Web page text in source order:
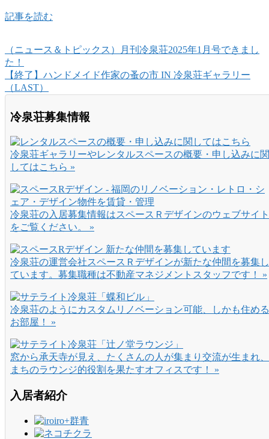
記事を読む
（ニュース＆トピックス）月刊冷泉荘2025年1月号できまし
た！
【終了】ハンドメイド作家の蚤の市 IN 冷泉荘ギャラリー
（LAST）
冷泉荘募集情報
冷泉荘ギャラリーやレンタルスペースの概要・申し込みに関
してはこちら »
冷泉荘の入居募集情報はスペースＲデザインのウェブサイト
をご覧ください。 »
冷泉荘の運営会社スペースＲデザインが新たな仲間を募集し
ています。募集職種は不動産マネジメントスタッフです！ »
冷泉荘のようにカスタムリノベーション可能、しかも住める
お部屋！ »
窓から承天寺が見え、たくさんの人が集まり交流が生まれ、
まちのラウンジ的役割を果たすオフィスです！ »
入居者紹介